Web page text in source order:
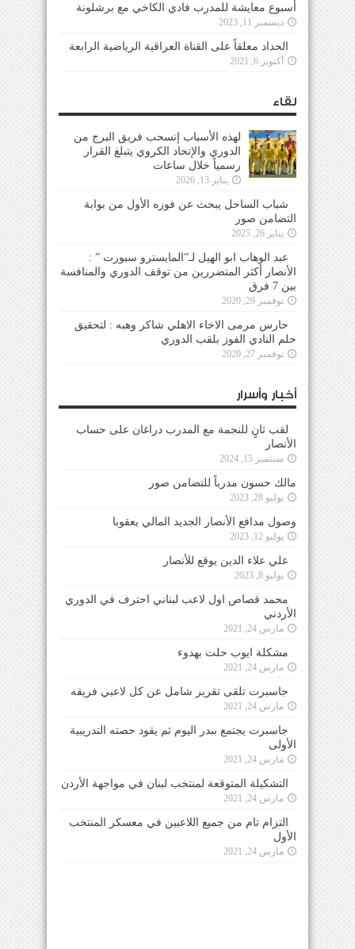
أسبوع معايشة للمدرب فادي الكاخي مع برشلونة
ديسمبر 11, 2023
الحداد معلقاً على القناة العراقية الرياضية الرابعة
أكتوبر 6, 2021
لقاء
لهذه الأسباب إنسحب فريق البرج من
الدوري والإتحاد الكروي يتبلغ القرار
رسمياً خلال ساعات
يناير 13, 2026
شباب الساحل يبحث عن فوزه الأول من بوابة
التضامن صور
يناير 26, 2025
عبد الوهاب ابو الهيل لـ”المايسترو سبورت ” :
الأنصار أكثر المتضررين من توقف الدوري والمنافسة
بين 7 فرق
نوفمبر 29, 2020
حارس مرمى الاخاء الاهلي شاكر وهبه : لتحقيق
حلم النادي الفوز بلقب الدوري
نوفمبر 27, 2020
أخبار وأسرار
لقب ثانٍ للنجمة مع المدرب دراغان على حساب
الأنصار
سبتمبر 15, 2024
مالك حسون مدرباً للتضامن صور
يوليو 28, 2023
وصول مدافع الأنصار الجديد المالي يعقوبا
يوليو 12, 2023
علي علاء الدين يوقع للأنصار
يوليو 8, 2023
محمد قصاص اول لاعب لبناني احترف في الدوري
الأردني
مارس 24, 2021
مشكلة ايوب حلت بهدوء
مارس 24, 2021
جاسبرت تلقى تقرير شامل عن كل لاعبي فريقه
مارس 24, 2021
جاسبرت يجتمع ببدر اليوم ثم يقود حصته التدريبية
الأولى
مارس 24, 2021
التشكيلة المتوقعة لمنتخب لبنان في مواجهة الأردن
مارس 24, 2021
التزام تام من جميع اللاعبين في معسكر المنتخب
الأول
مارس 24, 2021